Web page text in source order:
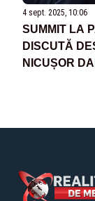
4 sept. 2025, 10:06
SUMMIT LA
DISCUTĂ
NICUȘOR